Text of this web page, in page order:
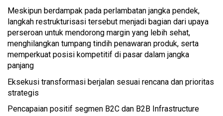
Meskipun berdampak pada perlambatan jangka pendek,
langkah restrukturisasi tersebut menjadi bagian dari upaya
perseroan untuk mendorong margin yang lebih sehat,
menghilangkan tumpang tindih penawaran produk, serta
memperkuat posisi kompetitif di pasar dalam jangka
panjang
Eksekusi transformasi berjalan sesuai rencana dan prioritas
strategis
Pencapaian positif segmen B2C dan B2B Infrastructure